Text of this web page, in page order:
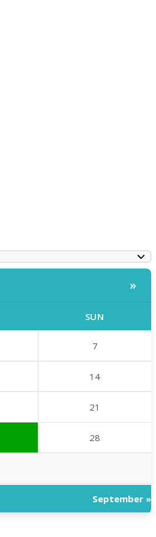
»
SUN
7
14
21
28
September »